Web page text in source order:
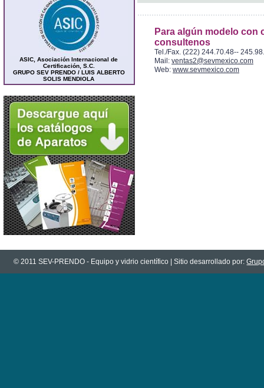
ASIC, Asociación Internacional de
Certificación, S.C.
GRUPO SEV PRENDO / LUIS ALBERTO
SOLIS MENDIOLA
Para algún modelo con
consultenos
Tel./Fax. (222) 244.70.48--
Mail: ventas2@sevmexico.com
Web: www.sevmexico.com
© 2011 SEV-PRENDO - Equipo y vidrio científico | Sitio desarrollado por: